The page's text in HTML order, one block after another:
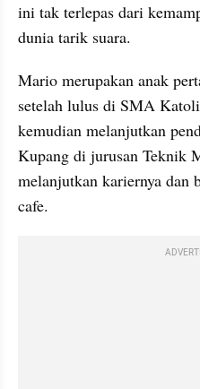
ini tak terlepas dari
dunia tarik suara.
Mario merupakan anak
setelah lulus di SMA
kemudian melanjutkan
Kupang di jurusan Teknik
melanjutkan kariernya dan
cafe.